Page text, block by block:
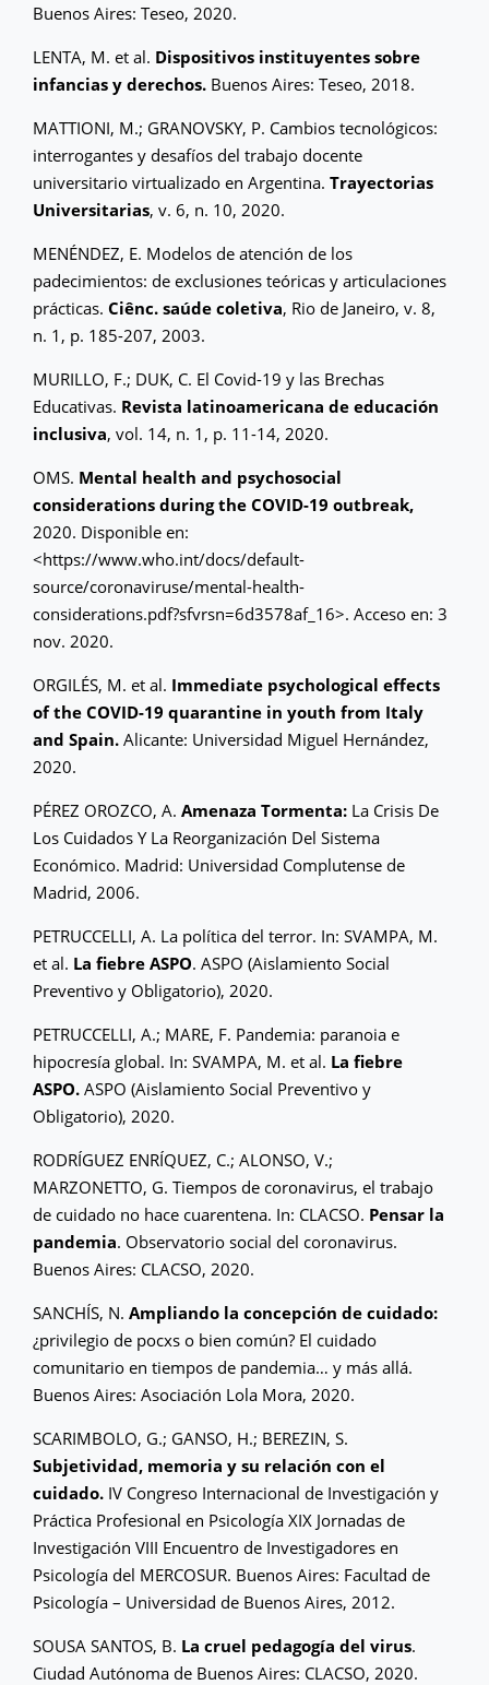
Buenos Aires: Teseo, 2020.
LENTA, M. et al. Dispositivos instituyentes sobre
infancias y derechos. Buenos Aires: Teseo, 2018.
MATTIONI, M.; GRANOVSKY, P. Cambios tecnológicos:
interrogantes y desafíos del trabajo docente
universitario virtualizado en Argentina. Trayectorias
Universitarias, v. 6, n. 10, 2020.
MENÉNDEZ, E. Modelos de atención de los
padecimientos: de exclusiones teóricas y articulaciones
prácticas. Ciênc. saúde coletiva, Rio de Janeiro, v. 8,
n. 1, p. 185-207, 2003.
MURILLO, F.; DUK, C. El Covid-19 y las Brechas
Educativas. Revista latinoamericana de educación
inclusiva, vol. 14, n. 1, p. 11-14, 2020.
OMS. Mental health and psychosocial
considerations during the COVID-19 outbreak,
2020. Disponible en:
<https://www.who.int/docs/default-
source/coronaviruse/mental-health-
considerations.pdf?sfvrsn=6d3578af_16>. Acceso en: 3
nov. 2020.
ORGILÉS, M. et al. Immediate psychological effects
of the COVID-19 quarantine in youth from Italy
and Spain. Alicante: Universidad Miguel Hernández,
2020.
PÉREZ OROZCO, A. Amenaza Tormenta: La Crisis De
Los Cuidados Y La Reorganización Del Sistema
Económico. Madrid: Universidad Complutense de
Madrid, 2006.
PETRUCCELLI, A. La política del terror. In: SVAMPA, M.
et al. La fiebre ASPO. ASPO (Aislamiento Social
Preventivo y Obligatorio), 2020.
PETRUCCELLI, A.; MARE, F. Pandemia: paranoia e
hipocresía global. In: SVAMPA, M. et al. La fiebre
ASPO. ASPO (Aislamiento Social Preventivo y
Obligatorio), 2020.
RODRÍGUEZ ENRÍQUEZ, C.; ALONSO, V.;
MARZONETTO, G. Tiempos de coronavirus, el trabajo
de cuidado no hace cuarentena. In: CLACSO. Pensar la
pandemia. Observatorio social del coronavirus.
Buenos Aires: CLACSO, 2020.
SANCHÍS, N. Ampliando la concepción de cuidado:
¿privilegio de pocxs o bien común? El cuidado
comunitario en tiempos de pandemia… y más allá.
Buenos Aires: Asociación Lola Mora, 2020.
SCARIMBOLO, G.; GANSO, H.; BEREZIN, S.
Subjetividad, memoria y su relación con el
cuidado. IV Congreso Internacional de Investigación y
Práctica Profesional en Psicología XIX Jornadas de
Investigación VIII Encuentro de Investigadores en
Psicología del MERCOSUR. Buenos Aires: Facultad de
Psicología – Universidad de Buenos Aires, 2012.
SOUSA SANTOS, B. La cruel pedagogía del virus.
Ciudad Autónoma de Buenos Aires: CLACSO, 2020.